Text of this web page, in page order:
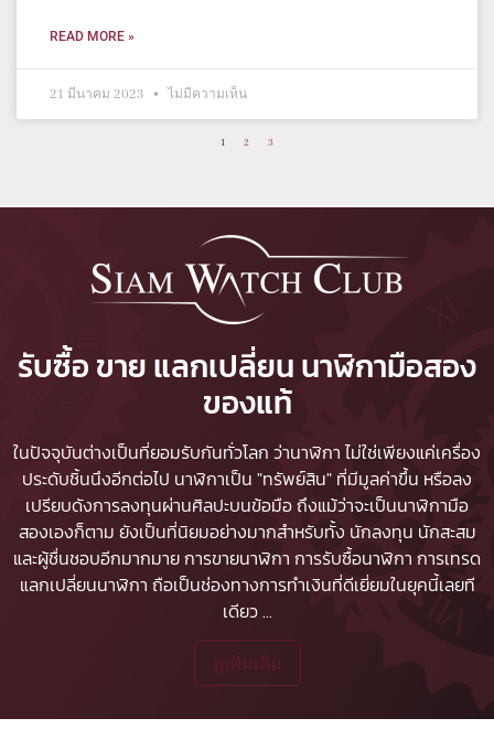
READ MORE »
21 มีนาคม 2023 ไม่มีความเห็น
1 2 3
รับซื้อ ขาย แลกเปลี่ยน นาฬิกามือสอง
ของแท้
ในปัจจุบันต่างเป็นที่ยอมรับกันทั่วโลก ว่านาฬิกา ไม่ใช่เพียงแค่เครื่อง
ประดับชิ้นนึงอีกต่อไป นาฬิกาเป็น "ทรัพย์สิน" ที่มีมูลค่าขึ้น หรือลง
เปรียบดังการลงทุนผ่านศิลปะบนข้อมือ ถึงแม้ว่าจะเป็นนาฬิกามือ
สองเองก็ตาม ยังเป็นที่นิยมอย่างมากสำหรับทั้ง นักลงทุน นักสะสม
และผู้ชื่นชอบอีกมากมายการขายนาฬิกา การรับซื้อนาฬิกา การเทรด
แลกเปลี่ยนนาฬิกา ถือเป็นช่องทางการทำเงินที่ดีเยี่ยมในยุคนี้เลยที
เดียว...
ดูเพิ่มเติม